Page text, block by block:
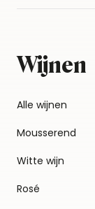
Wijnen
Alle wijnen
Mousserend
Witte wijn
Rosé